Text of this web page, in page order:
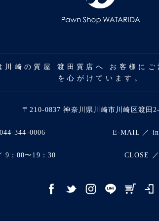
崎の質屋 渡田質店へ お客様にご
を心がけています。
〒210-0837 神奈川県川崎市川崎区渡田
344-0006 E-MAIL ／
9：00〜19：30 CLOSE